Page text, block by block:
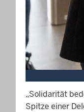
„Solidarität
Spitze einer